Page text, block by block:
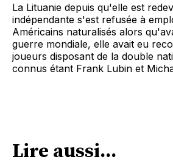
La Lituanie depuis qu'elle est
indépendante s'est refusée à
Américains naturalisés alors
guerre mondiale, elle avait eu
joueurs disposant de la double
connus étant Frank Lubin et
Lire aussi...